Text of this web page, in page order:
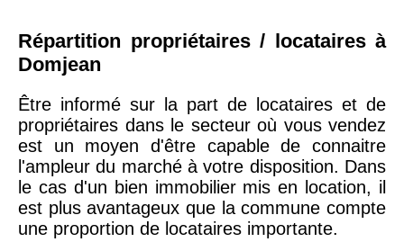
Répartition propriétaires / locataires à
Domjean
Être informé sur la part de locataires et de
propriétaires dans le secteur où vous vendez
est un moyen d'être capable de connaitre
l'ampleur du marché à votre disposition. Dans
le cas d'un bien immobilier mis en location, il
est plus avantageux que la commune compte
une proportion de locataires importante.